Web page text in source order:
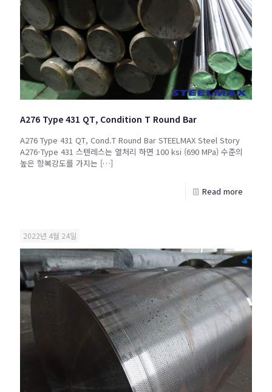
A276 Type 431 QT, Condition T Round Bar
A276 Type 431 QT, Cond.T Round Bar STEELMAX Steel Story
A276-Type 431 스텐레스는 열처리 하면 100 ksi (690 MPa) 수준의
높은 항복강도를 가지는 […]
Read more
2022년 4월 24일